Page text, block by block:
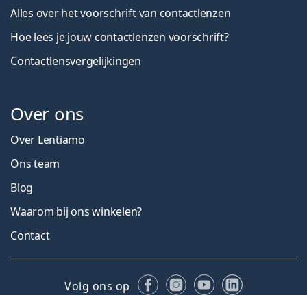
Alles over het voorschrift van contactlenzen
Hoe lees je jouw contactlenzen voorschrift?
Contactlensvergelijkingen
Over ons
Over Lentiamo
Ons team
Blog
Waarom bij ons winkelen?
Contact
Volg ons op FacebookInstagram
YouTubeLinkedIn